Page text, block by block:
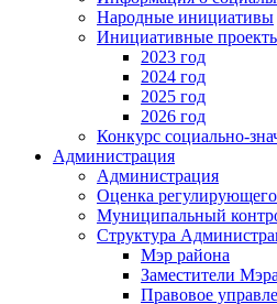
Народные инициативы
Инициативные
2023 год
2024 год
2025 год
2026 год
Конкурс социально-
Администрация
Администрация
Оценка регулирующего
Муниципальный
Структура
Мэр района
Заместители
Правовое